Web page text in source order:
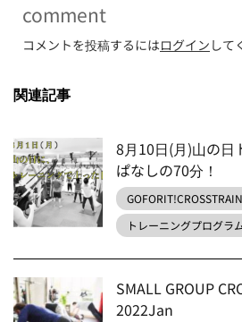
comment
コメントを投稿するにはログイン して
関連記事
8月10日(月)山の日
ぱなしの70分！
トレーニングプログラ
SMALL GROUP
2022Jan